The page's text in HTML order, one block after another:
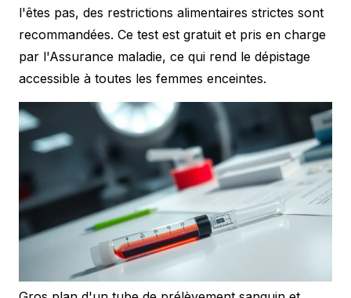
l'êtes pas, des restrictions alimentaires strictes sont
recommandées. Ce test est gratuit et pris en charge
par l'Assurance maladie, ce qui rend le dépistage
accessible à toutes les femmes enceintes.